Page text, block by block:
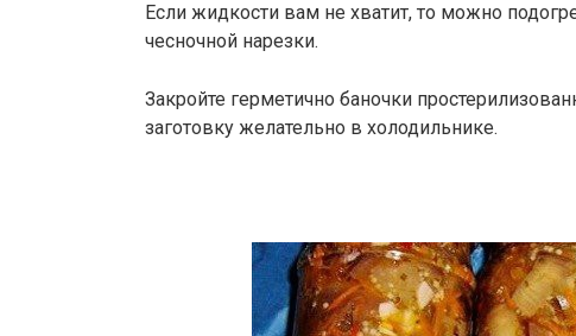
Если жидкости вам не хватит, то можно
чесночной нарезки.
Закройте герметично баночки
заготовку желательно в холодильнике.